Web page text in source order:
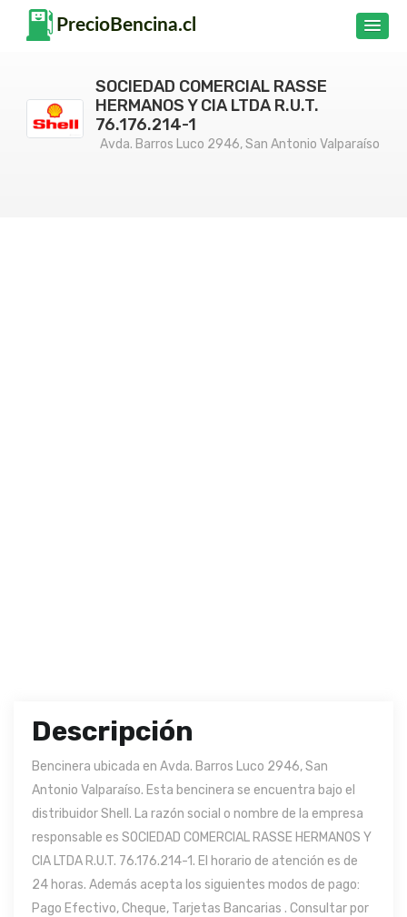
SOCIEDAD COMERCIAL RASSE
HERMANOS Y CIA LTDA R.U.T.
76.176.214-1
Avda. Barros Luco 2946, San Antonio Valparaíso
Descripción
Bencinera ubicada en Avda. Barros Luco 2946, San
Antonio Valparaíso. Esta bencinera se encuentra bajo el
distribuidor Shell. La razón social o nombre de la empresa
responsable es SOCIEDAD COMERCIAL RASSE HERMANOS Y
CIA LTDA R.U.T. 76.176.214-1. El horario de atención es de
24 horas. Además acepta los siguientes modos de pago:
Pago Efectivo, Cheque, Tarjetas Bancarias . Consultar por